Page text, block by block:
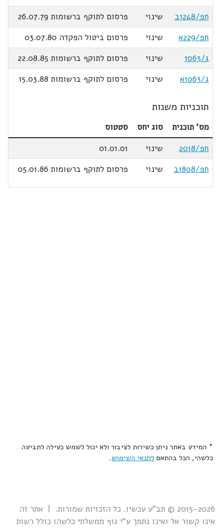
חפ/1248ב
שינוי
פרסום לתוקף ברשומות 26.07.79
חפ/229א
שינוי
פרסום ביטול הפקדה 03.07.80
ג/1063
שינוי
פרסום לתוקף ברשומות 22.08.85
ג/1063א
שינוי פרסום לתוקף ברשומות 15.03.88
תוכניות משנות
מס' תוכנית סוג יחס
סטטוס
חפ/2018
שינוי
01.01.01
חפ/1808ב
שינוי פרסום לתוקף ברשומות 05.01.86
* המידע באתר ניתן כשירות לציבור ולא יכול לשמש כעילה לתביעה
כלשהי, הכל בהתאם לתנאי השימוש.
2015-2026 © תב"ע עכשיו. כל הזכויות שמורות. | אתר זה
אינו קשור אל ואינו נתמך ע"י גוף ממשלתי כלשהו כולל רשות